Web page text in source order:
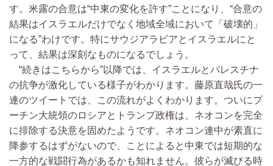
す。米露の合意は“中東の変化を許す”ことになり、“合意の
結果はイスラエルだけでなく地域全域において「破壊的」
になる”わけです。特にサウジアラビアとイスラエルにと
って、結果は深刻なものになるでしょう。
“続きはこちらから”以降では、イスラエルとパレスチナ
の抗争が激化している様子がわかります。藤原直哉氏の一
連のツイートでは、この流れがよくわかります。ついにプ
ーチン大統領のロシアとトランプ政権は、ネオコンを完全
に排除する決意を固めたようです。ネオコン連中が素直に
降参するはずがないので、ことによると中東では短期的な
一方的な戦闘行為があるかも知れません。彼らが滅びる時